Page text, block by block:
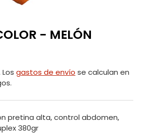
- MELÓN
gastos de envío se calculan en
pretina alta, control abdomen,
380gr